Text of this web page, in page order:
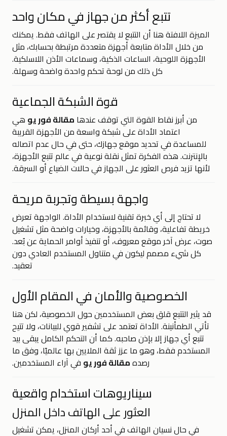
تتبع أكثر من جهاز في مكان واحد
الميزة اللافتة هنا أن التتبع لا يقتصر على الهاتف فقط. يمكنك
من خلال الأداة متابعة أجهزة متعددة مرتبطة بحسابك، مثل
الأجهزة اللوحية، الساعات الذكية، وسماعات الأذن اللاسلكية.
كل ذلك من لوحة تحكم واحدة واضحة وسهلة.
قوة الشبكة الجماعية
من أبرز نقاط القوة التي توقف عندها مقالة فور يو هي
اعتماد الأداة على شبكة واسعة من الأجهزة القريبة
للمساعدة في تحديد موقع جهازك، حتى في حال عدم اتصاله
بالإنترنت. هذه الفكرة تمثل نقلة نوعية في عالم تتبع الأجهزة،
لأنها تزيد فرص العثور على الجهاز في حالات الضياع أو السرقة.
واجهة بسيطة وتجربة مريحة
لا تحتاج إلى أي خبرة تقنية لاستخدام الأداة. الواجهة تعرض
خريطة تفاعلية، وقائمة بالأجهزة، وخيارات واضحة مثل تشغيل
صوت، عرض آخر موقع معروف، أو تنفيذ أوامر الحماية عن بُعد.
كل شيء مصمم ليكون في متناول المستخدم العادي دون
تعقيد.
الخصوصية والأمان في المقام الأول
قد يثير التتبع قلق بعض المستخدمين حول الخصوصية، لكن هنا
تأتي الطمأنينة. الأداة تعتمد على تشفير قوي للبيانات، ولا تتيح
تتبع أي جهاز إلا بإذن صاحبه. كما أن التحكم الكامل يبقى بيد
المستخدم فقط، وهو ما عزز ثقة الملايين بها عالميًا، وفق ما
رصدهمقالة فور يو في آراء المستخدمين.
سيناريوهات استخدام واقعية
العثور على الهاتف داخل المنزل
في حال نسيان الهاتف في أحد أركان المنزل، يمكن تشغيل